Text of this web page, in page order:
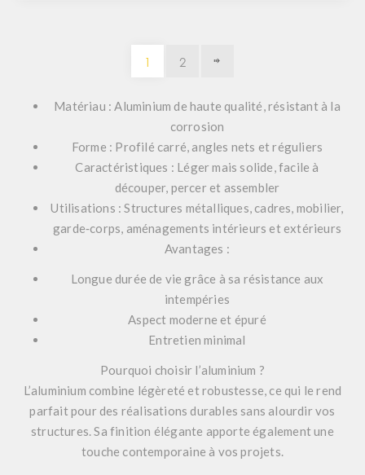
1 2
Matériau : Aluminium de haute qualité, résistant à la
corrosion
Forme : Profilé carré, angles nets et réguliers
Caractéristiques : Léger mais solide, facile à
découper, percer et assembler
Utilisations : Structures métalliques, cadres, mobilier,
garde‑corps, aménagements intérieurs et extérieurs
Avantages :
Longue durée de vie grâce à sa résistance aux
intempéries
Aspect moderne et épuré
Entretien minimal
Pourquoi choisir l’aluminium ?
L’aluminium combine légèreté et robustesse, ce qui le rend
parfait pour des réalisations durables sans alourdir vos
structures. Sa finition élégante apporte également une
touche contemporaine à vos projets.